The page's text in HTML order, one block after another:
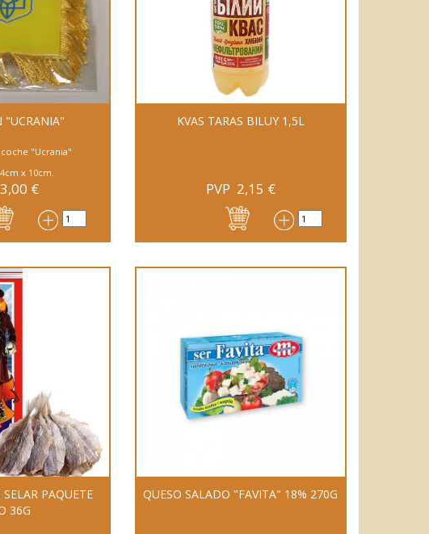
"UCRANIA"
"Ucrania"
x 10cm.
3,00 €
KVAS TARAS BILUY 1,5L
PVP 2,15 €
PAQUETE
36G
QUESO SALADO "FAVITA" 18% 270G